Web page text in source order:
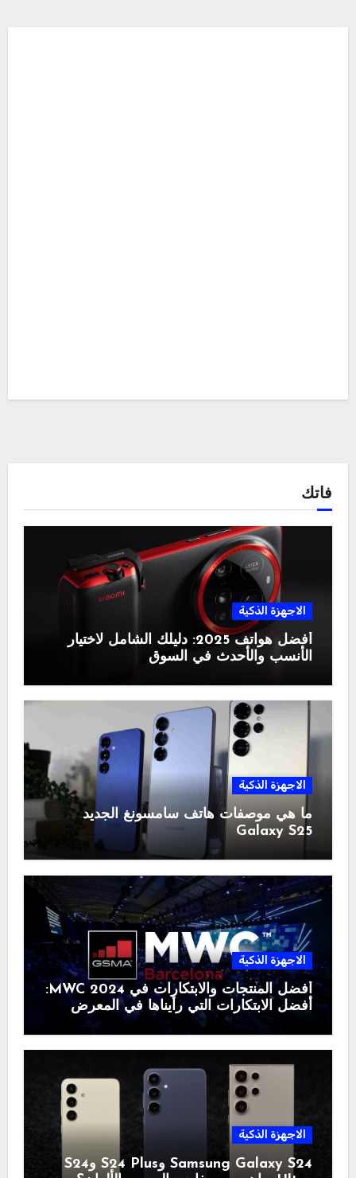
فاتك
الاجهزة الذكية
أفضل هواتف 2025: دليلك الشامل لاختيار
الأنسب والأحدث في السوق
الاجهزة الذكية
ما هي موصفات هاتف سامسونغ الجديد
Galaxy S25
الاجهزة الذكية
أفضل المنتجات والابتكارات في MWC 2024:
أفضل الابتكارات التي رأيناها في المعرض
الاجهزة الذكية
Samsung Galaxy S24 وS24 Plus وS24